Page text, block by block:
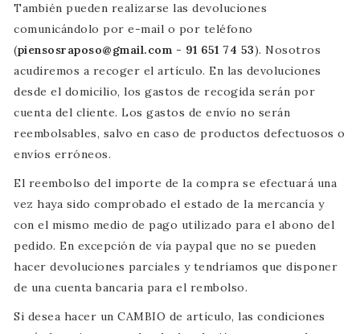
También pueden realizarse las devoluciones
comunicándolo por e-mail o por teléfono
(piensosraposo@gmail.com - 91 651 74 53). Nosotros
acudiremos a recoger el artículo. En las devoluciones
desde el domicilio, los gastos de recogida serán por
cuenta del cliente. Los gastos de envío no serán
reembolsables, salvo en caso de productos defectuosos o
envíos erróneos.
El reembolso del importe de la compra se efectuará una
vez haya sido comprobado el estado de la mercancía y
con el mismo medio de pago utilizado para el abono del
pedido. En excepción de vía paypal que no se pueden
hacer devoluciones parciales y tendríamos que disponer
de una cuenta bancaria para el rembolso.
Si desea hacer un CAMBIO de artículo, las condiciones